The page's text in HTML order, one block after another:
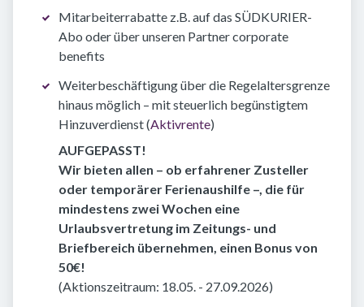
Mitarbeiterrabatte z.B. auf das SÜDKURIER-
Abo oder über unseren Partner corporate
benefits
Weiterbeschäftigung über die Regelaltersgrenze
hinaus möglich – mit steuerlich begünstigtem
Hinzuverdienst (Aktivrente)
AUFGEPASST!
Wir bieten allen – ob erfahrener Zusteller
oder temporärer Ferienaushilfe –, die für
mindestens zwei Wochen eine
Urlaubsvertretung im Zeitungs- und
Briefbereich übernehmen, einen Bonus von
50€!
(Aktionszeitraum: 18.05. - 27.09.2026)